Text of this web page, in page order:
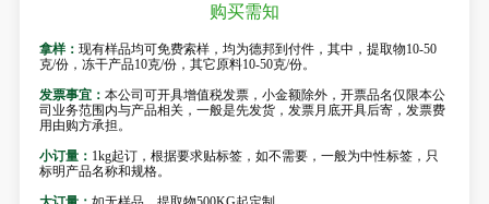
购买需知
拿样： 现有样品均可免费索样，均为德邦到付件，其中，提取物10-50
克/份，冻干产品10克/份，其它原料10-50克/份。
发票事宜： 本公司可开具增值税发票，小金额除外，开票品名仅限本公
司业务范围内与产品相关，一般是先发货，发票月底开具后寄，发票费
用由购方承担。
小订量： 1kg起订，根据要求贴标签，如不需要，一般为中性标签，只
标明产品名称和规格。